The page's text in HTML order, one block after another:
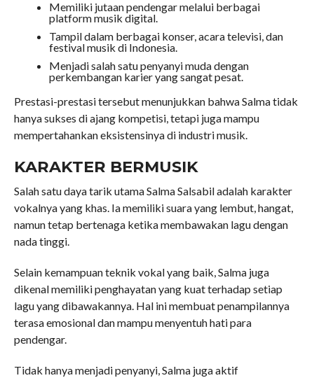
Memiliki jutaan pendengar melalui berbagai
platform musik digital.
Tampil dalam berbagai konser, acara televisi, dan
festival musik di Indonesia.
Menjadi salah satu penyanyi muda dengan
perkembangan karier yang sangat pesat.
Prestasi-prestasi tersebut menunjukkan bahwa Salma tidak
hanya sukses di ajang kompetisi, tetapi juga mampu
mempertahankan eksistensinya di industri musik.
KARAKTER BERMUSIK
Salah satu daya tarik utama Salma Salsabil adalah karakter
vokalnya yang khas. Ia memiliki suara yang lembut, hangat,
namun tetap bertenaga ketika membawakan lagu dengan
nada tinggi.
Selain kemampuan teknik vokal yang baik, Salma juga
dikenal memiliki penghayatan yang kuat terhadap setiap
lagu yang dibawakannya. Hal ini membuat penampilannya
terasa emosional dan mampu menyentuh hati para
pendengar.
Tidak hanya menjadi penyanyi, Salma juga aktif